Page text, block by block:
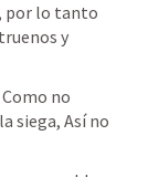
por lo tanto
y
Como no
siega, Así no